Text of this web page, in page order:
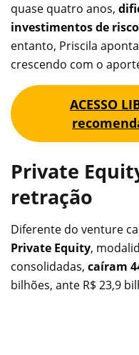
quase quatro anos,
investimentos de
entanto, Priscila
crescendo com o
ACESSO
Private
retração
Diferente do venture
Private Equity,
consolidadas, caíram
bilhões, ante R$ 23,9